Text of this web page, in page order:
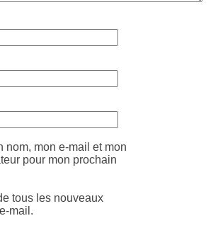
nom, mon e-mail et mon
pour mon prochain
tous les nouveaux
mail.